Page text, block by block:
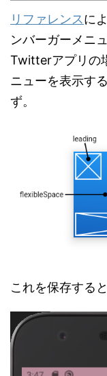
リファレンスに
ンバーガーメニ
Twitterアプリの
ニューを表示す
ず。
これを保存する